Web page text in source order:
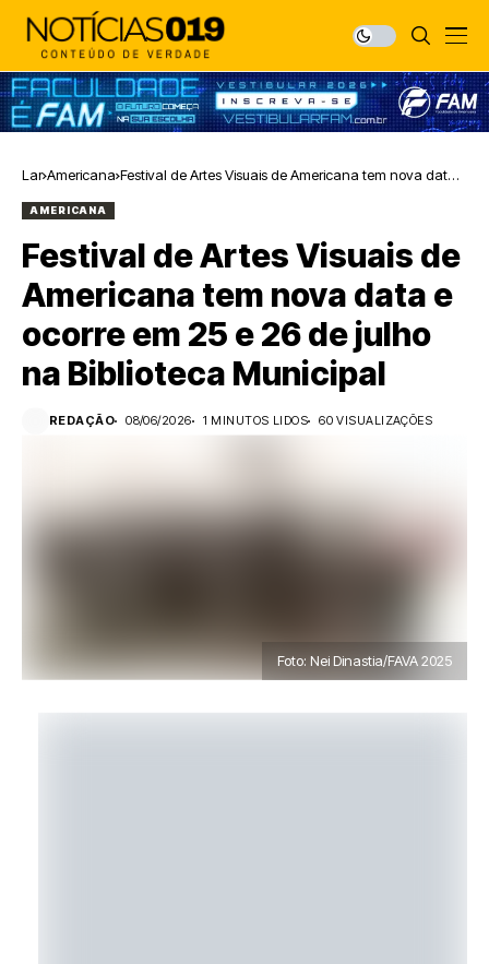
Lar Americana Festival de Artes Visuais de Americana tem nova data e
AMERICANA
Festival de Artes Visuais de
Americana tem nova data e
ocorre em 25 e 26 de julho
na Biblioteca Municipal
REDAÇÃO 08/06/2026 1 MINUTOS LIDOS 60 VISUALIZAÇÕES
Foto: Nei Dinastia/FAVA 2025